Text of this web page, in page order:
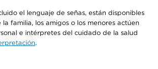
el lenguaje de señas, están disponibles
familia, los amigos o los menores actúen
e intérpretes del cuidado de la salud
.